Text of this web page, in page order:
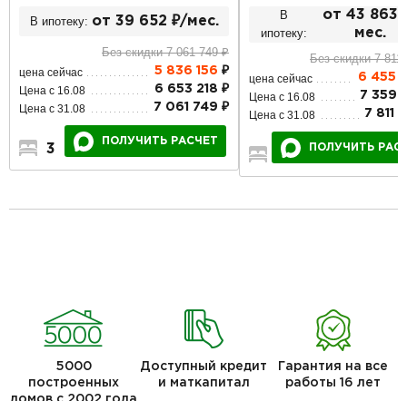
В ипотеку: от 39 652 ₽/мес.
Без скидки 7 061 749 ₽
цена сейчас 5 836 156 ₽
Цена с 16.08 6 653 218 ₽
Цена с 31.08 7 061 749 ₽
3
ПОЛУЧИТЬ РАСЧЕТ
В
ипотеку:
от 43 863
мес.
Без скидки 7 811
цена сейчас 6 455
Цена с 16.08 7 359
Цена с 31.08 7 811
3
ПОЛУЧИТЬ
5000
построенных
домов с 2002 года
Доступный кредит
и маткапитал
Гарантия на все
работы 16 лет